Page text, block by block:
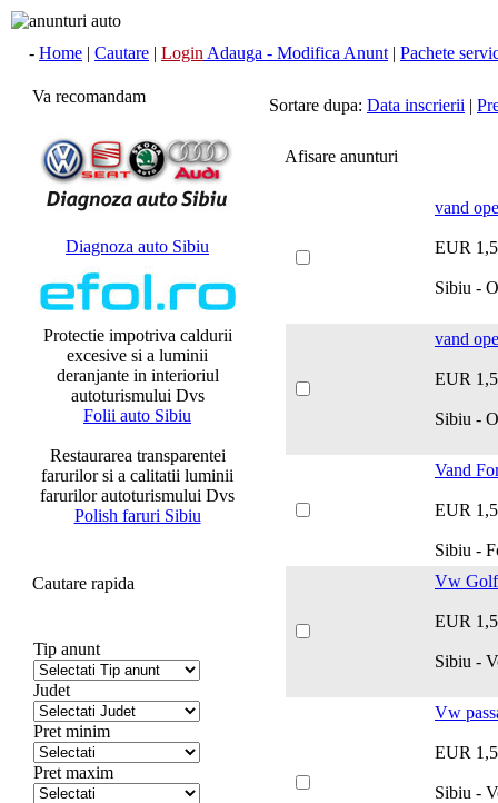
- Home | Cautare | Login Adauga - Modifica Anunt | Pachete
Va recomandam
Diagnoza auto Sibiu
Protectie impotriva caldurii
excesive si a luminii
deranjante in interioriul
autoturismului Dvs
Folii auto Sibiu
Restaurarea transparentei
farurilor si a calitatii luminii
farurilor autoturismului Dvs
Polish faruri Sibiu
Cautare rapida
Tip anunt
Judet
Pret minim
Pret maxim
Sortare dupa: Data inscrierii |
Afisare anunturi
vand
EUR
Sibiu -
vand
EUR
Sibiu -
Vand
EUR
Sibiu -
Vw
EUR
Sibiu -
Vw
EUR
Sibiu -